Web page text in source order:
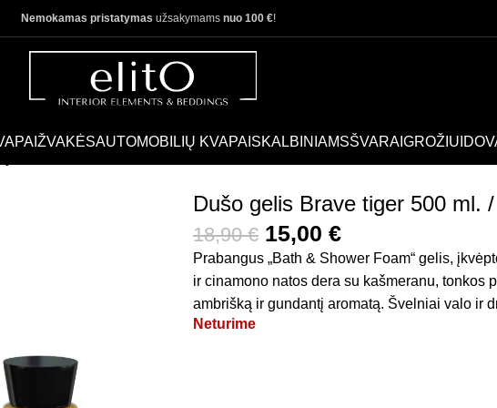
Nemokamas pristatymas užsakymams nuo 100 €!
ŽVAKĖSAUTOMOBILIŲ KVAPAI SKALBINIAMSŠVARAI GROŽIUI
Dušo gelis Brave tiger 500 ml.
18,90€ 15,00 €
Prabangus „Bath & Shower Foam“ gelis,
ir cinamono natos dera su kašmeranu, tonkos
ambrišką ir gundantį aromatą. Švelniai valo ir
Neturime